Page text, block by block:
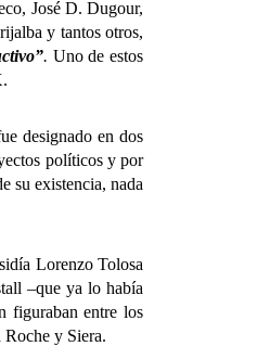
José D. Dugour,
y tantos otros,
. Uno de estos
designado en dos
políticos y por
su existencia, nada
Lorenzo Tolosa
–que ya lo había
figuraban entre los
y Siera.